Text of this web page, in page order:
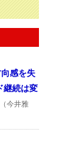
感を失
継続は変
（今井雅